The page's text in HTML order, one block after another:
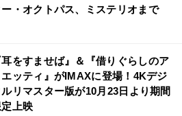
ー・オクトパス、ミステリオまで
耳をすませば』＆『借りぐらしのア
エッティ』がIMAXに登場！4Kデジ
ルリマスター版が10月23日より期間
定上映